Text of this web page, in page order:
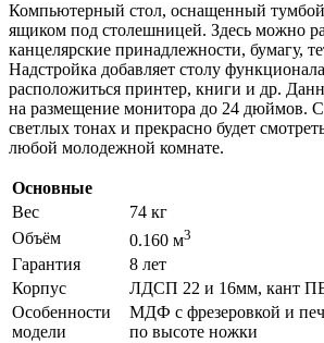
Компьютерный стол, оснащенный
ящиком под столешницей. Здесь можно
канцелярские принадлежности, бумагу,
Надстройка добавляет столу
расположиться принтер, книги и др.
на размещение монитора до 24 дюймов.
светлых тонах и прекрасно будет
любой молодежной комнате.
Основные
Вес
74 кг
Объём
0.160 м3
Гарантия
8 лет
Корпус
ЛДСП 22 и 16мм, кант
Особенности
модели
МДФ с фрезеровкой и
по высоте ножки